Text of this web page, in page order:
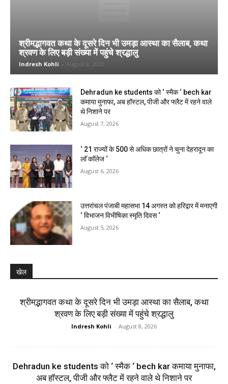
श्रीमद्भागवत कथा के दूसरे दिन भी उमड़ा आस्था का सैलाब, कथा
श्रवण के लिए बड़ी संख्या में पहुंचे श्रद्धालु
Indresh Kohli - August 8, 2026
Dehradun ke students को ‘ स्मैक ‘ bech kar
कमाया मुनाफा, अब हॉस्टल, पीजी और फ्लैट में रहने वाले
थे निशाने पर
August 7, 2026
‘ 21 राज्यों के 500 से अधिक छात्रों ने चुना देहरादून का
लाॅ काॅलेज ‘
August 6, 2026
उत्तरांचल पंजाबी महासभा 14 अगस्त को हरिद्वार में मनाएगी
‘ विभाजन विभीषिका स्मृति दिवस ‘
August 5, 2026
खेल
श्रीमद्भागवत कथा के दूसरे दिन भी उमड़ा आस्था का सैलाब, कथा
श्रवण के लिए बड़ी संख्या में पहुंचे श्रद्धालु
Indresh Kohli - August 8, 2026
Dehradun ke students को ‘ स्मैक ‘ bech kar कमाया मुनाफा,
अब हॉस्टल, पीजी और फ्लैट में रहने वाले थे निशाने पर